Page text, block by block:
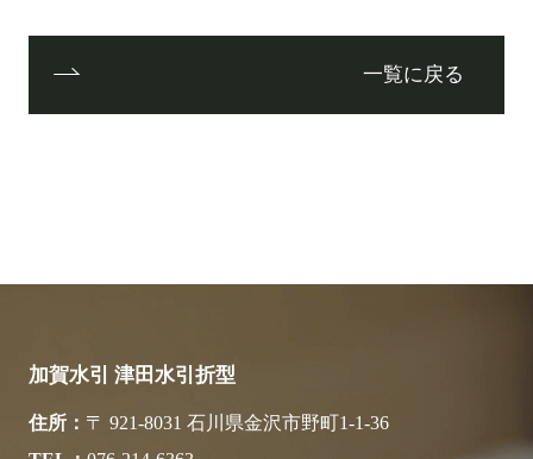
一覧に戻る
加賀水引 津田水引折型
住所
〒 921-8031 石川県金沢市野町1-1-36